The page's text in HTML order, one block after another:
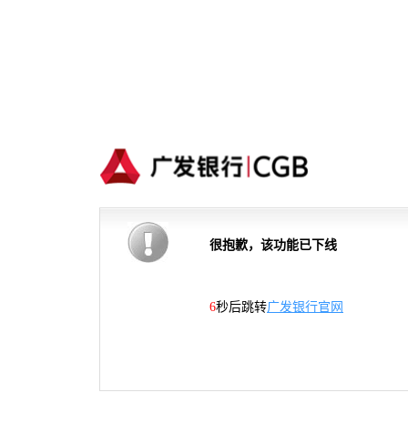
很抱歉，该功能已下线
5秒后跳转广发银行官网